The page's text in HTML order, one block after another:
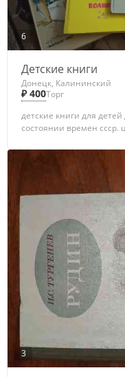
6
Детские книги
Донецк, Калининский
₽ 400Торг
детские книги для
состоянии времен ссср.
3